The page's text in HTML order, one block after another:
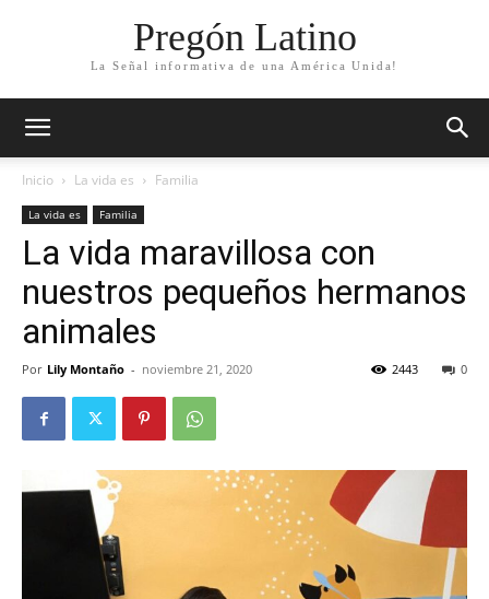
Pregón Latino
La Señal informativa de una América Unida!
Inicio La vida es Familia
La vida es Familia
La vida maravillosa con
nuestros pequeños hermanos
animales
Por Lily Montaño - noviembre 21, 2020 0
2443